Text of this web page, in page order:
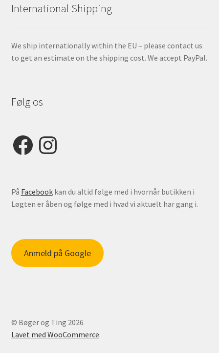
International Shipping
We ship internationally within the EU – please contact us
to get an estimate on the shipping cost. We accept PayPal.
Følg os
FacebookInstagram
På Facebookkan du altid følge med i hvornår butikken i
Løgten er åben og følge med i hvad vi aktuelt har gang i.
Anmeld på Google
© Bøger og Ting 2026
Lavet med WooCommerce.